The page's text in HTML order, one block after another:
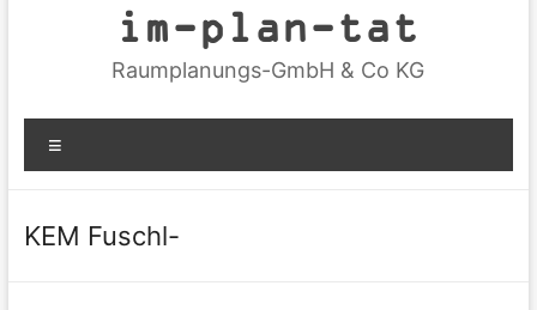
im-plan-tat
Raumplanungs-GmbH & Co KG
KEM Fuschl-